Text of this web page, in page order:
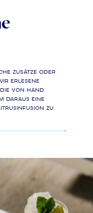
Zusätze oder
erlesene
von Hand
daraus eine
zu